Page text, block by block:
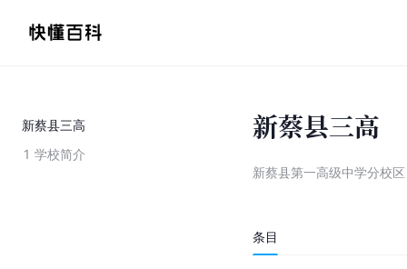
新蔡县三高
1 学校简介
新蔡县三高
新蔡县第一高级中学分校区
条目